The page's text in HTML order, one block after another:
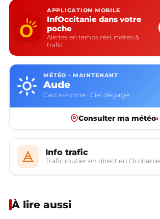
APPLICATION MOBILE
InfOccitanie dans votre
poche
Alertes en temps réel, météo &
trafic
MÉTÉO · MAINTENANT
Aude
Carcassonne · Ciel dégagé
Consulter ma météo›
Info trafic
Trafic routier en direct en Occitanie
À lire aussi